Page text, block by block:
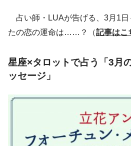
占い師・LUAが告げる、3月1日
たの恋の運命は……？（記事はこ
星座×タロットで占う「3月
ッセージ」